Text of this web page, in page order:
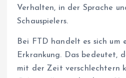
Verhalten, in der Sprache
Schauspielers.
Bei FTD handelt es sich um
Erkrankung. Das bedeutet,
mit der Zeit verschlechtern